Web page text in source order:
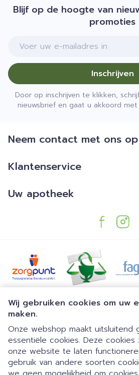
Wij gebruiken cookies om uw
maken.
Onze webshop maakt uitsluitend
essentiële cookies. Deze cookies
onze website te laten
gebruik van andere soorten
102 mm
Behoud
25°C)
Blijf op de hoogte van
promoties
E-mail adres
Inschrijven
Door op inschrijven te klikken,
nieuwsbrief en gaat u akkoord
Neem contact met ons op
Klantenservice
Uw apotheek
Juridische links